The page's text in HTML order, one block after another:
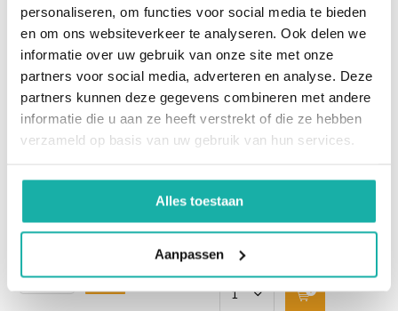
personaliseren, om functies voor social media te bieden
en om ons websiteverkeer te analyseren. Ook delen we
informatie over uw gebruik van onze site met onze
partners voor social media, adverteren en analyse. Deze
partners kunnen deze gegevens combineren met andere
informatie die u aan ze heeft verstrekt of die ze hebben
verzameld op basis van uw gebruik van hun services.
Alles toestaan
Aanpassen
Actief Vitamine D
onder de namen: 1,25-(OH)2
Glutathion; totaal,
vrij, geoxideerd
belangrijkste
onsc...
€ 77,-